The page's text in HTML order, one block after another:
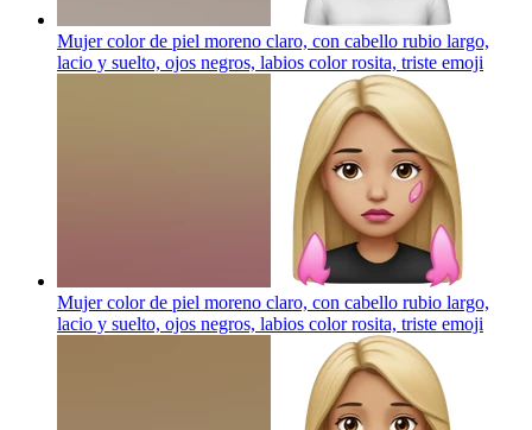
Mujer color de piel moreno claro, con cabello rubio largo,
lacio y suelto, ojos negros, labios color rosita, triste emoji
Mujer color de piel moreno claro, con cabello rubio largo,
lacio y suelto, ojos negros, labios color rosita, triste emoji